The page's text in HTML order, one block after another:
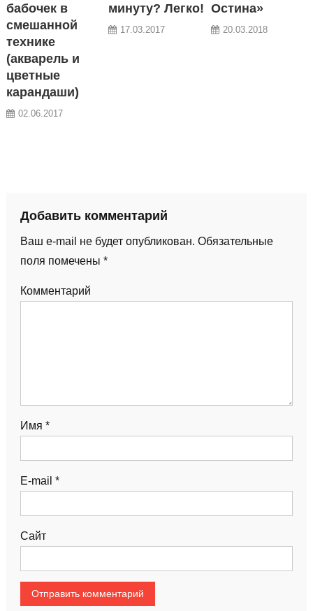
бабочек в
смешанной
технике
(акварель и
цветные
карандаши)
02.06.2017
минуту? Легко!
17.03.2017
Остина»
20.03.2018
Добавить комментарий
Ваш e-mail не будет опубликован. Обязательные
поля помечены *
Комментарий
Имя *
E-mail *
Сайт